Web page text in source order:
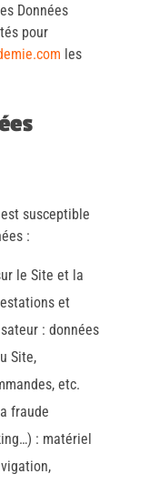
Données
pour
les
est susceptible
:
le Site et la
et
: données
Site,
etc.
fraude
: matériel